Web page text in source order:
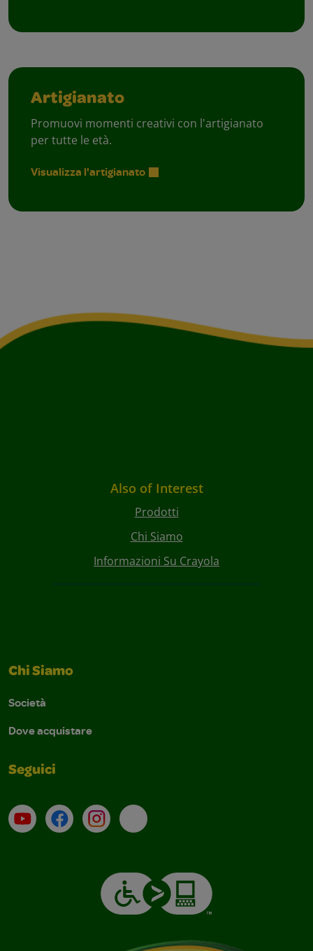
Artigianato
Promuovi momenti creativi con l'artigianato
per tutte le età.
Visualizza l'artigianato
Also of Interest
Prodotti
Chi Siamo
Informazioni Su Crayola
Chi Siamo
Società
Dove acquistare
Seguici
Su YouTube
ContattiProfilo Instagram
Email